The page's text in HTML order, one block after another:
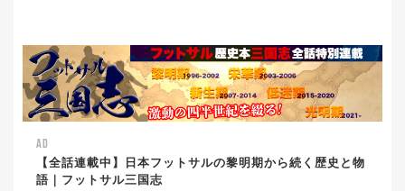
AD
【全話連載中】日本フットサルの黎明期から続く歴史と物
語｜フットサル三国志